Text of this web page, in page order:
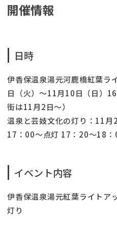
開催情報
日時
伊香保温泉湯元河鹿橋紅葉ラ
日（火）〜11月10日（日）
街は11月2日〜）
温泉と芸妓文化の灯り：11月
17：00〜点灯 17：20〜18：
イベント内容
伊香保温泉湯元紅葉ライトア
灯り